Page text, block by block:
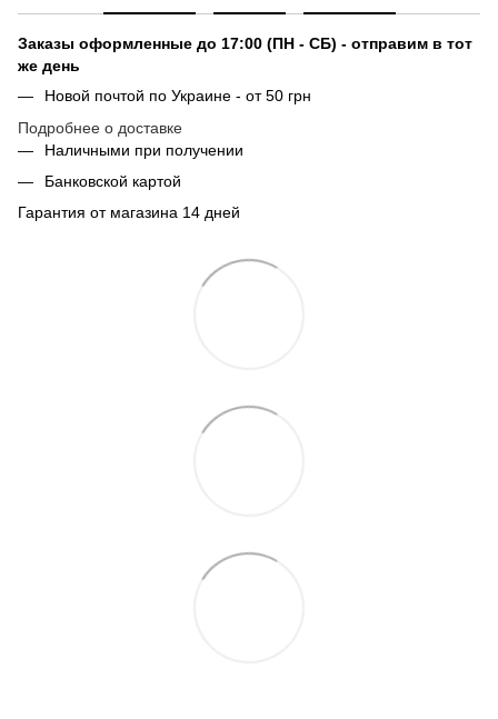
Заказы оформленные до 17:00 (ПН - СБ) - отправим в тот
же день
Новой почтой по Украине - от 50 грн
Подробнее о доставке
Наличными при получении
Банковской картой
Гарантия от магазина 14 дней